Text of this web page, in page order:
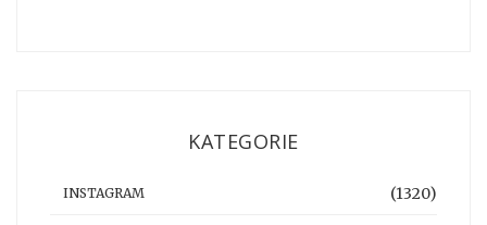
KATEGORIE
INSTAGRAM (1320)